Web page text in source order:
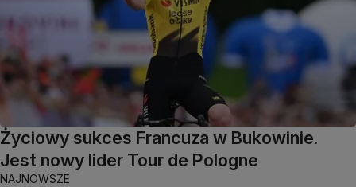
Życiowy sukces Francuza w Bukowinie.
Jest nowy lider Tour de Pologne
NAJNOWSZE